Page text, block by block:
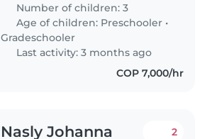
preescolar y un escolar. Nuestros
hijos son llenos de energía,
creativos..
Number of children: 3
Age of children: Preschooler •
Gradeschooler
Last activity: 3 months ago
COP 7,000/hr
Nasly Johanna 2